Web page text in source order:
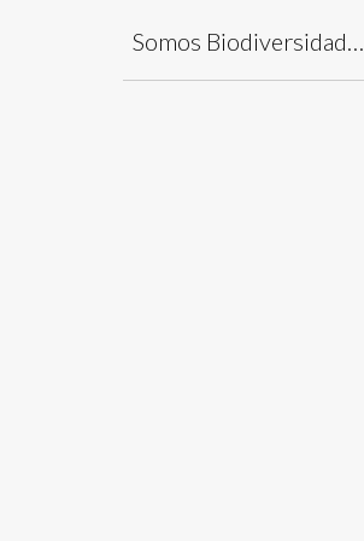
Somos Biodiversidad…